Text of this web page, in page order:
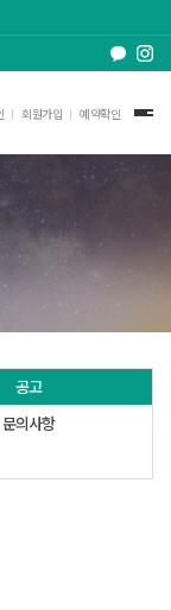
회원가입 예약확인
공고
문의사항